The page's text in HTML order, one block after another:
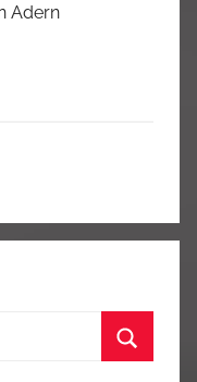
Adern